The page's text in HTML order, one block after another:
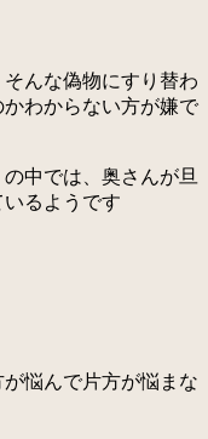
んな偽物にすり替わ
わからない方が嫌で
中では、奥さんが旦
るようです
悩んで片方が悩まな